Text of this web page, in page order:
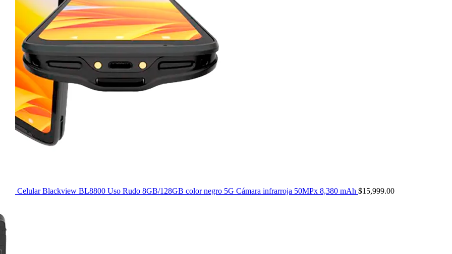
Celular Blackview BL8800 Uso Rudo 8GB/128GB color negro 5G Cámara infrarroja 50MPx 8,380 mAh $15,999.00